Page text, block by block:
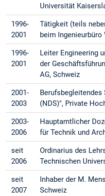
Universität
1996-
2001
Tätigkeit (teils
beim
1996-
2001
Leiter Engineering
der
AG, Schweiz
2001-
2003
(NDS)", Private
2003-
2006
Hauptamtlicher
für Technik und
seit
2006
Ordinarius des
Technischen
seit
2007
Inhaber der M.
Schweiz